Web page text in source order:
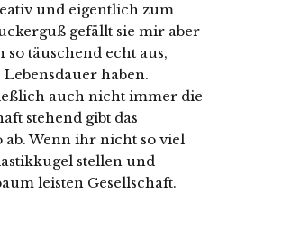
und eigentlich zum
gefällt sie mir aber
so täuschend echt aus,
haben.
auch nicht immer die
stehend gibt das
ab. Wenn ihr nicht so viel
stellen und
leisten Gesellschaft.